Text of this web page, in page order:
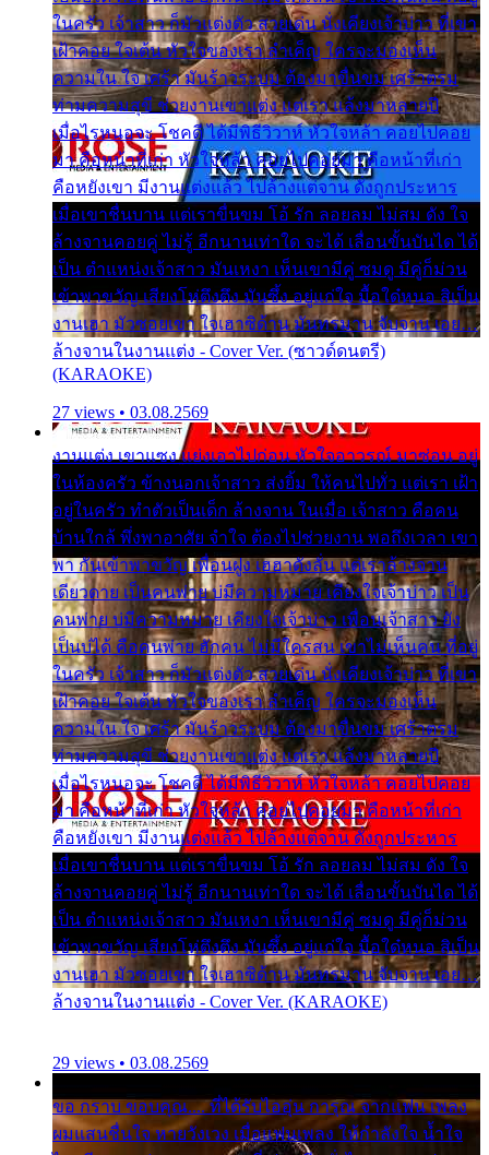
ในครัว เจ้าสาว ก็มัวแต่งตัว สวยเด่น นั่งเคียงเจ้าบ่าว ที่เขา
เฝ้าคอย ใจเต้น หัวใจของเรา ลำเค็ญ ใครจะมองเห็น
ความใน ใจ เศร้า มันร้าวระบม ต้องมาขื่นขม เศร้าตรม
ท่ามความสุขี ช่วยงานเขาแต่ง แต่เรา แล้งมาหลายปี
เมื่อไรหนอจะ โชคดี ได้มีพิธีวิวาห์ หัวใจหล้า คอยไปคอย
มา คือหน้าที่เก่า หัวใจหล้า คอยไปคอยมา คือหน้าที่เก่า
คือหยังเขา มีงานแต่งแล้ว ไปล้างแต่จาน ดั่งถูกประหาร
เมื่อเขาชื่นบาน แต่เราขื่นขม โอ้ รัก ลอยลม ไม่สม ดัง ใจ
ล้างจานคอยคู่ ไม่รู้ อีกนานเท่าใด จะได้ เลื่อนขั้นบันได ได้
เป็น ตำแหน่งเจ้าสาว มันเหงา เห็นเขามีคู่ ซมดู มีคู่ก็ม่วน
เข้าพาขวัญ เสียงโห่ตึงตึง มันซึ้ง อยู่แก่ใจ มื้อใด๋หนอ สิเป็น
งานเฮา มัวซอยเขา ใจเฮาซิด้าน มันทรมาน จับจาน เอย…
ล้างจานในงานแต่ง - Cover Ver. (ซาวด์ดนตรี)
(KARAOKE)
27 views • 03.08.2569
งานแต่ง เขาแซง แย่งเอาไปก่อน หัวใจอาวรณ์ มาซ่อน อยู่
ในห้องครัว ข้างนอกเจ้าสาว ส่งยิ้ม ให้คนไปทั่ว แต่เรา เฝ้า
อยู่ในครัว ทำตัวเป็นเด็ก ล้างจาน ในเมื่อ เจ้าสาว คือคน
บ้านใกล้ พึ่งพาอาศัย จำใจ ต้องไปช่วยงาน พอถึงเวลา เขา
พา กันเข้าพาขวัญ เพื่อนฝูง เฮฮาดังลั่น แต่เราล้างจาน
เดียวดาย เป็นคนพ่าย บ่มีความหมาย เคียงใจเจ้าบ่าว เป็น
คนพ่าย บ่มีความหมาย เคียงใจเจ้าบ่าว เพื่อนเจ้าสาว ยัง
เป็นบ่ได้ คือคนพ่าย ฮักคน ไม่มีใครสน เขาไม่เห็นคน ที่อยู่
ในครัว เจ้าสาว ก็มัวแต่งตัว สวยเด่น นั่งเคียงเจ้าบ่าว ที่เขา
เฝ้าคอย ใจเต้น หัวใจของเรา ลำเค็ญ ใครจะมองเห็น
ความใน ใจ เศร้า มันร้าวระบม ต้องมาขื่นขม เศร้าตรม
ท่ามความสุขี ช่วยงานเขาแต่ง แต่เรา แล้งมาหลายปี
เมื่อไรหนอจะ โชคดี ได้มีพิธีวิวาห์ หัวใจหล้า คอยไปคอย
มา คือหน้าที่เก่า หัวใจหล้า คอยไปคอยมา คือหน้าที่เก่า
คือหยังเขา มีงานแต่งแล้ว ไปล้างแต่จาน ดั่งถูกประหาร
เมื่อเขาชื่นบาน แต่เราขื่นขม โอ้ รัก ลอยลม ไม่สม ดัง ใจ
ล้างจานคอยคู่ ไม่รู้ อีกนานเท่าใด จะได้ เลื่อนขั้นบันได ได้
เป็น ตำแหน่งเจ้าสาว มันเหงา เห็นเขามีคู่ ซมดู มีคู่ก็ม่วน
เข้าพาขวัญ เสียงโห่ตึงตึง มันซึ้ง อยู่แก่ใจ มื้อใด๋หนอ สิเป็น
งานเฮา มัวซอยเขา ใจเฮาซิด้าน มันทรมาน จับจาน เอย…
ล้างจานในงานแต่ง - Cover Ver. (KARAOKE)
29 views • 03.08.2569
ขอ กราบ ขอบคุณ.... ที่ได้รับไออุ่น การุณ จากแฟน เพลง
ผมแสนชื่นใจ หายวังเวง เมื่อแฟนเพลง ให้กำลังใจ น้ำใจ